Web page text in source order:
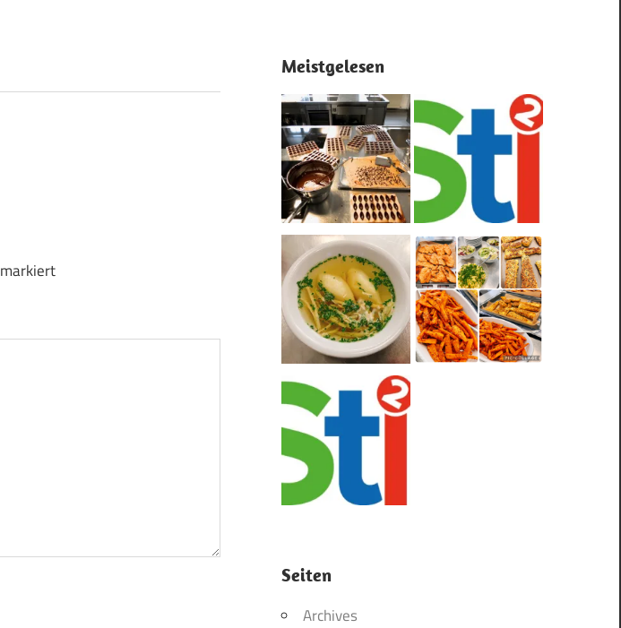
markiert
Meistgelesen
Seiten
Archives